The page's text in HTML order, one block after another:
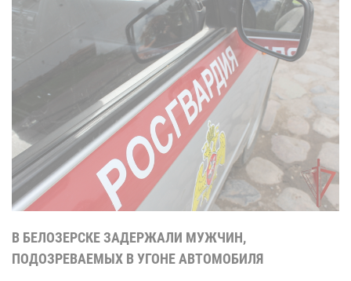
В БЕЛОЗЕРСКЕ ЗАДЕРЖАЛИ МУЖЧИН,
ПОДОЗРЕВАЕМЫХ В УГОНЕ АВТОМОБИЛЯ